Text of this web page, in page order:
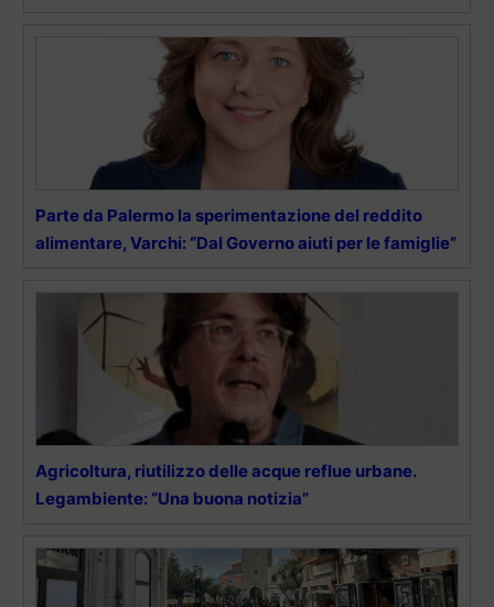
Parte da Palermo la sperimentazione del reddito
alimentare, Varchi: “Dal Governo aiuti per le famiglie”
Agricoltura, riutilizzo delle acque reflue urbane.
Legambiente: “Una buona notizia”